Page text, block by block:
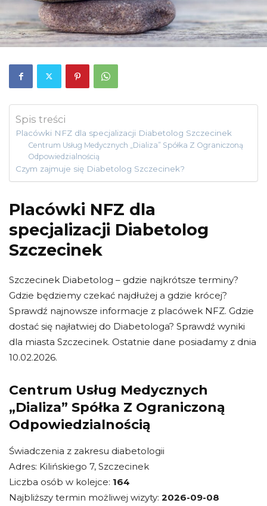
Spis treści
Placówki NFZ dla specjalizacji Diabetolog Szczecinek
Centrum Usług Medycznych „Dializa” Spółka Z Ograniczoną
Odpowiedzialnością
Czym zajmuje się Diabetolog Szczecinek?
Placówki NFZ dla
specjalizacji Diabetolog
Szczecinek
Szczecinek Diabetolog – gdzie najkrótsze terminy?
Gdzie będziemy czekać najdłużej a gdzie krócej?
Sprawdź najnowsze informacje z placówek NFZ. Gdzie
dostać się najłatwiej do Diabetologa? Sprawdź wyniki
dla miasta Szczecinek. Ostatnie dane posiadamy z dnia
10.02.2026.
Centrum Usług Medycznych
„Dializa” Spółka Z Ograniczoną
Odpowiedzialnością
Świadczenia z zakresu diabetologii
Adres: Kilińskiego 7, Szczecinek
Liczba osób w kolejce: 164
Najbliższy termin możliwej wizyty: 2026-09-08